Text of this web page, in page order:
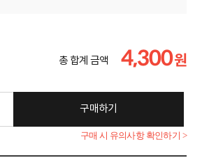
총 합계 금액 4,300원
구매하기
구매 시 유의사항 확인하기 >